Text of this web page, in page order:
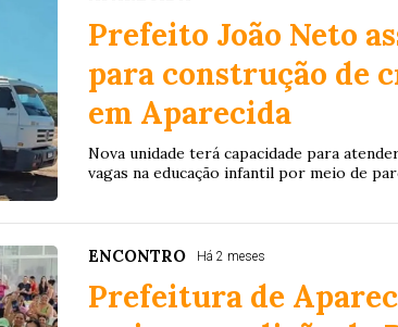
Prefeito João Neto
para construção de
em Aparecida
Nova unidade terá capacidade para
vagas na educação infantil por meio de
ENCONTRO Há 2 meses
Prefeitura de